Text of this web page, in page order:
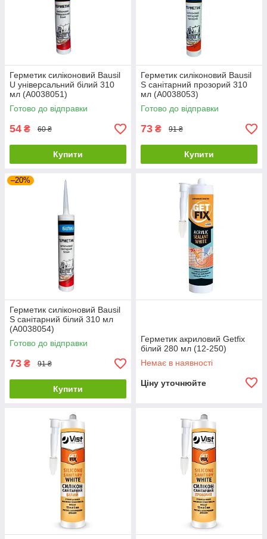
Герметик силіконовий Bausil
U універсальний білий 310
мл (А0038051)
Готово до відправки
54 ₴ 60 ₴
Купити
Герметик силіконовий Bausil
S санітарний прозорий 310
мл (А0038053)
Готово до відправки
73 ₴ 91 ₴
Купити
–20%
Герметик силіконовий Bausil
S санітарний білий 310 мл
(А0038054)
Готово до відправки
73 ₴ 91 ₴
Купити
Герметик акриловий Getfix
білий 280 мл (12-250)
Немає в наявності
Ціну уточнюйте